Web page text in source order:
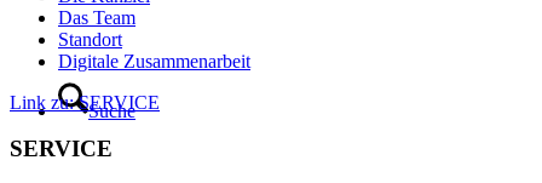
Suche
Das Team
Standort
Digitale Zusammenarbeit
Link zu: SERVICE
SERVICE